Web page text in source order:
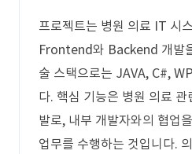
프로젝트는 병원 의료 IT 시
Frontend와 Backend 개발
술 스택으로는 JAVA, C#,
다. 핵심 기능은 병원 의료 관
발로, 내부 개발자와의 협업
업무를 수행하는 것입니다.